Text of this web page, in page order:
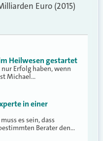
Euro (2015)
Heilwesen gestartet
Erfolg haben, wenn
Michael…
in einer
es sein, dass
Berater den…